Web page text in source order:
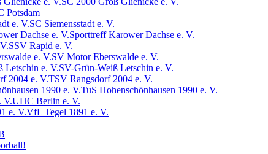
Potsdam
SC Siemensstadt e. V.
Sporttreff Karower Dachse e. V.
SSV Rapid e. V.
SV Motor Eberswalde e. V.
SV-Grün-Weiß Letschin e. V.
TSV Rangsdorf 2004 e. V.
TuS Hohenschönhausen 1990 e. V.
UHC Berlin e. V.
VfL Tegel 1891 e. V.